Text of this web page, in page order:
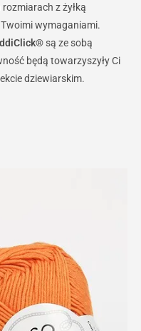
z żyłką
Twoimi wymaganiami.
® są ze sobą
będą towarzyszyły Ci
dziewiarskim.